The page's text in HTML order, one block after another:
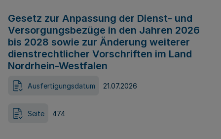
Gesetz zur Anpassung der Dienst- und
Versorgungsbezüge in den Jahren 2026
bis 2028 sowie zur Änderung weiterer
dienstrechtlicher Vorschriften im Land
Nordrhein-Westfalen
Ausfertigungsdatum 21.07.2026
Seite 474